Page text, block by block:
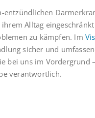
entzündlichen
Alltag
zu kämpfen. Im
sicher und
bei uns im Vordergrund
verantwortlich.